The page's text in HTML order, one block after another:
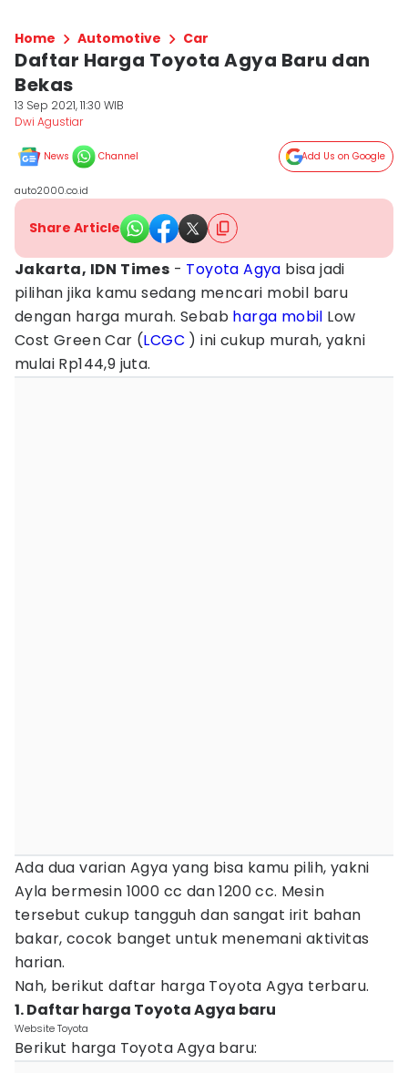
Home Automotive Car
Daftar Harga Toyota Agya Baru dan
Bekas
13 Sep 2021, 11:30 WIB
Dwi Agustiar
News Channel Add Us on Google
auto2000.co.id
Share Article
Jakarta, IDN Times - Toyota Agya bisa jadi
pilihan jika kamu sedang mencari mobil baru
dengan harga murah. Sebab harga mobil Low
Cost Green Car (LCGC ) ini cukup murah, yakni
mulai Rp144,9 juta.
Ada dua varian Agya yang bisa kamu pilih, yakni
Ayla bermesin 1000 cc dan 1200 cc. Mesin
tersebut cukup tangguh dan sangat irit bahan
bakar, cocok banget untuk menemani aktivitas
harian.
Nah, berikut daftar harga Toyota Agya terbaru.
1. Daftar harga Toyota Agya baru
Website Toyota
Berikut harga Toyota Agya baru: